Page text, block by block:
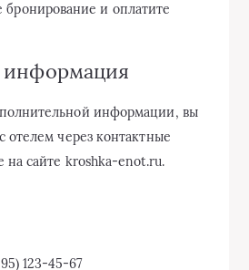
бронирование и оплатите
информация
информации, вы
отелем через контактные
на сайте kroshka-enot.ru.
123-45-67